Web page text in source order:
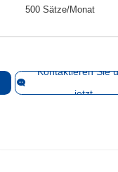
500 Sätze/Monat
Kontaktieren Sie
jetzt